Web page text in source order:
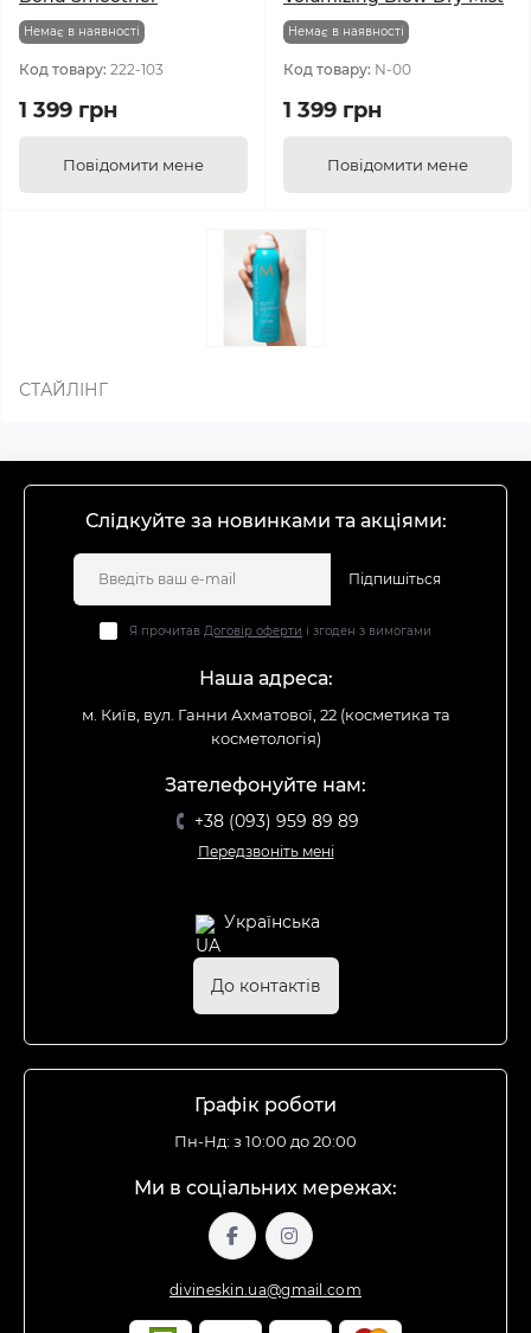
Немає в наявності
Код товару: 222-103
1 399 грн
Повідомити мене
Немає в наявності
Код товару: N-00
1 399 грн
Повідомити мене
СТАЙЛІНГ
Слідкуйте за новинками та акціями:
Підпишіться
Я прочитав Договір оферти і згоден з вимогами
Наша адреса:
м. Київ, вул. Ганни Ахматової, 22 (косметика та
косметологія)
Зателефонуйте нам:
+38 (093) 959 89 89
Передзвоніть мені
Українська
До контактів
Графік роботи
Пн-Нд: з 10:00 до 20:00
Ми в соціальних мережах:
divineskin.ua@gmail.com